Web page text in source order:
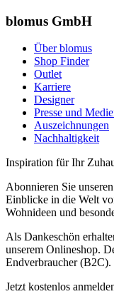
blomus GmbH
Über blomus
Shop Finder
Outlet
Karriere
Designer
Presse und
Auszeichnungen
Nachhaltigkeit
Inspiration für Ihr
Abonnieren Sie
Einblicke in die Welt
Wohnideen und
Als Dankeschön
unserem Onlineshop.
Endverbraucher (B2C).
Jetzt kostenlos